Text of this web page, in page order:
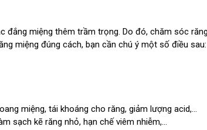
đắng miệng thêm trầm trọng. Do đó, chăm sóc
miệng đúng cách, bạn cần chú ý một số điều sau:
miệng, tái khoáng cho răng, giảm lượng acid,...
sạch kẽ răng nhỏ, hạn chế viêm nhiễm,...